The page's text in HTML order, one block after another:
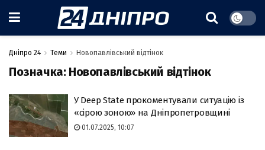
Дніпро 24 Теми Новопавлівський відтінок
Позначка: Новопавлівський відтінок
У Deep State прокоментували ситуацію із
«сірою зоною» на Дніпропетровщині
01.07.2025, 10:07